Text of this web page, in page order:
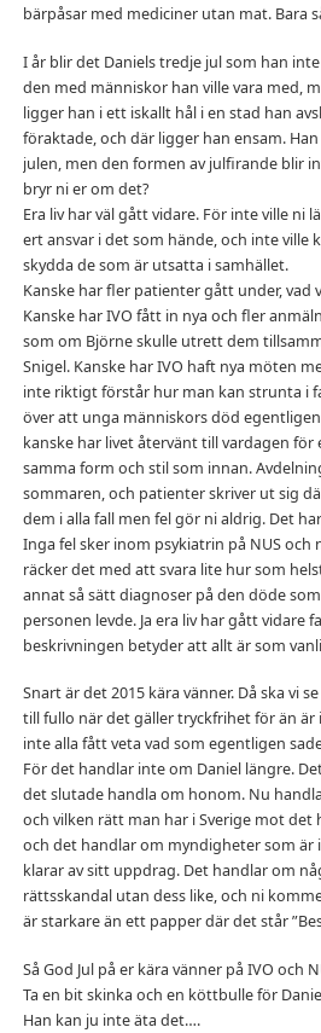
bärpåsar med mediciner utan mat. Bara
I år blir det Daniels tredje jul som han
den med människor han ville vara med,
ligger han i ett iskallt hål i en stad han
föraktade, och där ligger han ensam.
julen, men den formen av julfirande blir
bryr ni er om det?
Era liv har väl gått vidare. För inte ville ni
ert ansvar i det som hände, och inte
skydda de som är utsatta i samhället.
Kanske har fler patienter gått under, vad
Kanske har IVO fått in nya och fler
som om Björne skulle utrett dem
Snigel. Kanske har IVO haft nya möten
inte riktigt förstår hur man kan strunta i
över att unga människors död
kanske har livet återvänt till vardagen för
samma form och stil som innan.
sommaren, och patienter skriver ut sig
dem i alla fall men fel gör ni aldrig. Det
Inga fel sker inom psykiatrin på NUS och
räcker det med att svara lite hur som
annat så sätt diagnoser på den döde
personen levde. Ja era liv har gått vidare
beskrivningen betyder att allt är som
Snart är det 2015 kära vänner. Då ska vi
till fullo när det gäller tryckfrihet för än är
inte alla fått veta vad som egentligen
För det handlar inte om Daniel längre.
det slutade handla om honom. Nu
och vilken rätt man har i Sverige mot det
och det handlar om myndigheter som
klarar av sitt uppdrag. Det handlar om
rättsskandal utan dess like, och ni
är starkare än ett papper där det står
Så God Jul på er kära vänner på IVO och
Ta en bit skinka och en köttbulle för
Han kan ju inte äta det….